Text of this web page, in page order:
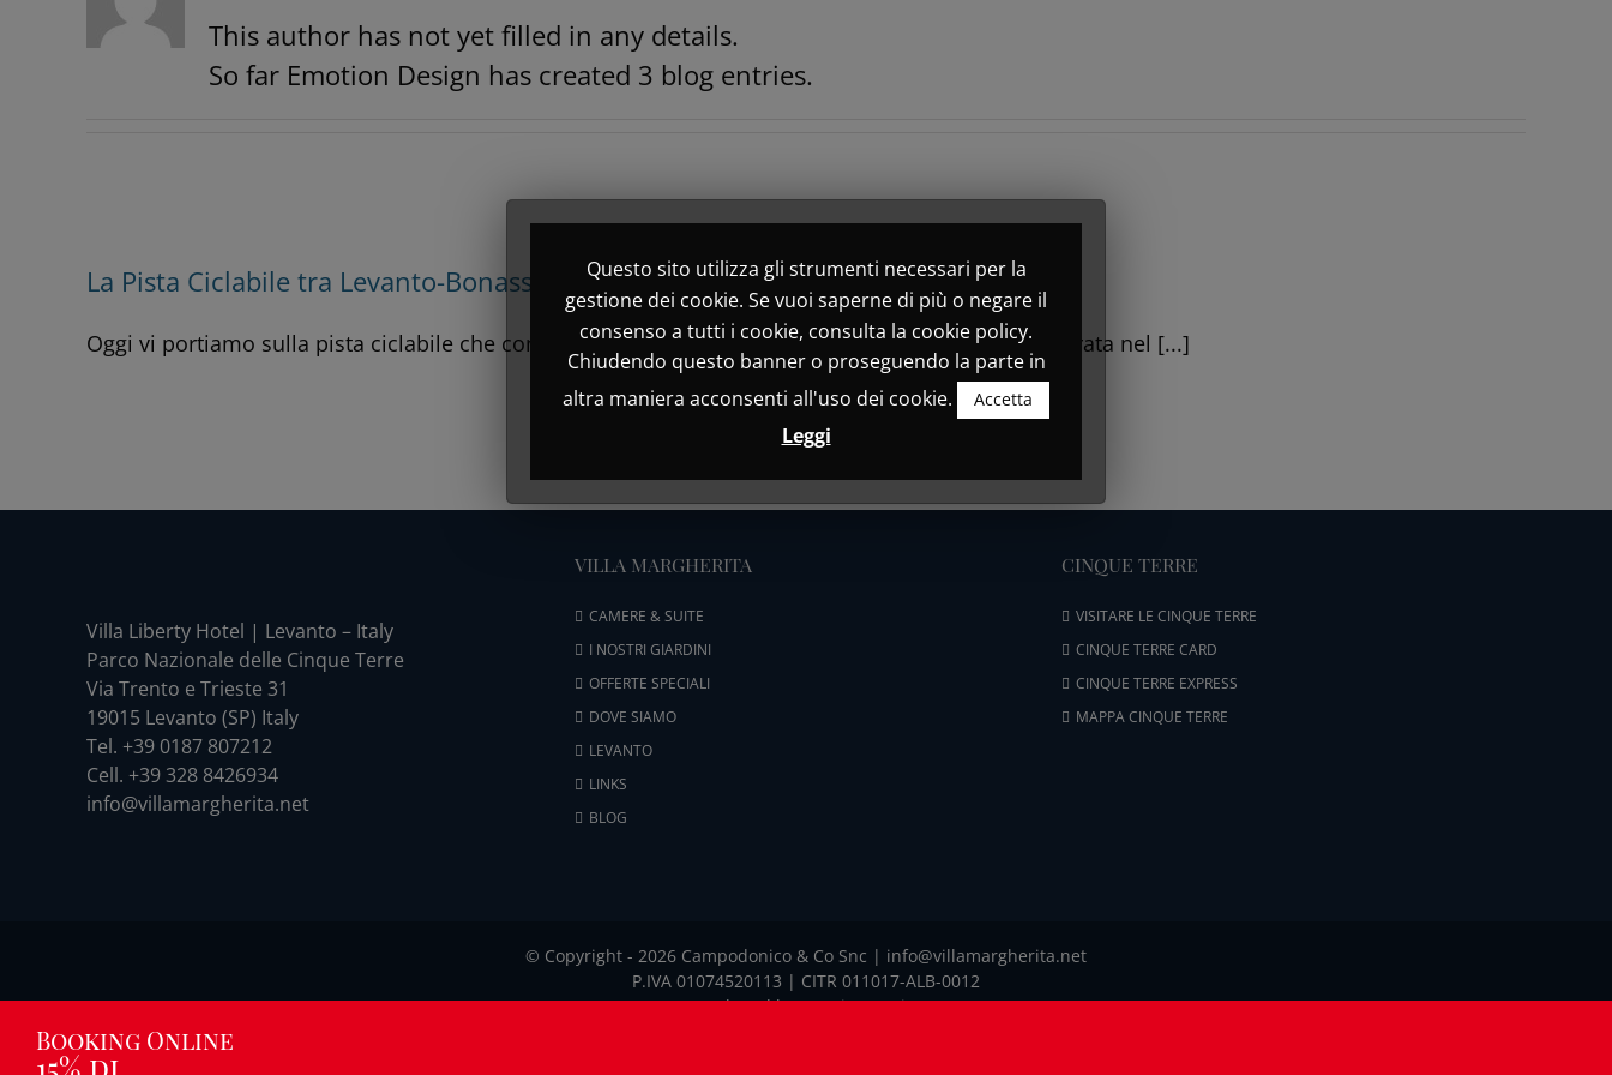
This author has not yet filled in any details.
So far Emotion Design has created 3 blog entries.
La Pista Ciclabile tra Levanto-Bonassola-Framura
Oggi vi portiamo sulla pista ciclabile che connette i paesi di Levanto, Bonassola e Framura inaugurata nel [...]
Villa Liberty Hotel | Levanto – Italy
Parco Nazionale delle Cinque Terre
Via Trento e Trieste 31
19015 Levanto (SP) Italy
Tel. +39 0187 807212
Cell. +39 328 8426934
info@villamargherita.net
VILLA MARGHERITA
CAMERE & SUITE
I NOSTRI GIARDINI
OFFERTE SPECIALI
DOVE SIAMO
LEVANTO
LINKS
BLOG
CINQUE TERRE
VISITARE LE CINQUE TERRE
CINQUE TERRE CARD
CINQUE TERRE EXPRESS
MAPPA CINQUE TERRE
Booking Online
© Copyright - 2026 Campodonico & Co Snc | info@villamargherita.net
P.IVA 01074520113 | CITR 011017-ALB-0012
Developed byEmotion Design
Questo sito utilizza gli strumenti necessari per la
gestione dei cookie. Se vuoi saperne di più o negare il
consenso a tutti i cookie, consulta la cookie policy.
Chiudendo questo banner o proseguendo la parte in
altra maniera acconsenti all'uso dei cookie.
Accetta
Leggi